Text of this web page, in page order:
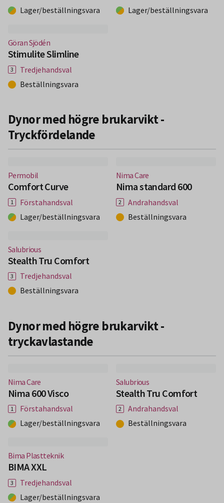
Lager/beställningsvara
Lager/beställningsvara
Göran Sjödén
Stimulite Slimline
(Nytt fönster)
Tredjehandsval
Beställningsvara
Dynor med högre brukarvikt -
Tryckfördelande
Permobil
Comfort Curve
(Nytt fönster)
Förstahandsval
Lager/beställningsvara
Nima Care
Nima standard 600
(Nytt fönster)
Andrahandsval
Beställningsvara
Salubrious
Stealth Tru Comfort
(Nytt fönster)
Tredjehandsval
Beställningsvara
Dynor med högre brukarvikt -
tryckavlastande
Nima Care
Nima 600 Visco
(Nytt fönster)
Förstahandsval
Lager/beställningsvara
Salubrious
Stealth Tru Comfort
(Nytt fönster)
Andrahandsval
Beställningsvara
Bima Plastteknik
BIMA XXL
(Nytt fönster)
Tredjehandsval
Lager/beställningsvara